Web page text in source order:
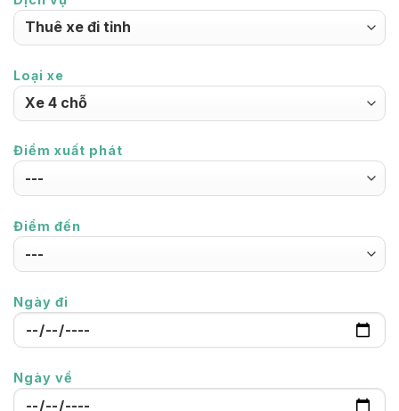
Loại xe
Điểm xuất phát
Điểm đến
Ngày đi
Ngày về